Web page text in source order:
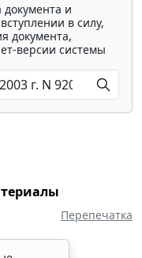
документа и
в силу,
документа,
версии системы
Перепечатка